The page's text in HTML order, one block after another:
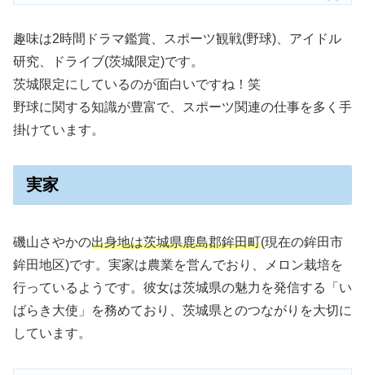
趣味は2時間ドラマ鑑賞、スポーツ観戦(野球)、アイドル
研究、ドライブ(茨城限定)です。
茨城限定にしているのが面白いですね！笑
野球に関する知識が豊富で、スポーツ関連の仕事を多く手
掛けています。
実家
磯山さやかの出身地は茨城県鹿島郡鉾田町(現在の鉾田市
鉾田地区)です。実家は農業を営んでおり、メロン栽培を
行っているようです。彼女は茨城県の魅力を発信する「い
ばらき大使」を務めており、茨城県とのつながりを大切に
しています。